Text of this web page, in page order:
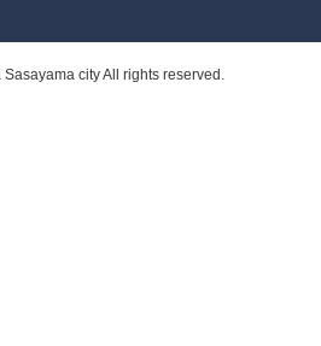
city All rights reserved.